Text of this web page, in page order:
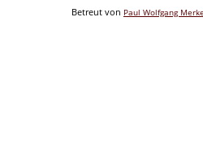
Betreut von Paul Wolfgang